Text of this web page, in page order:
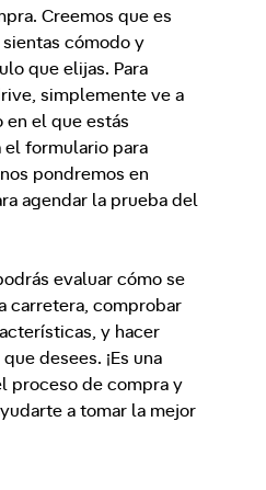
Creemos que es
cómodo y
que elijas. Para
simplemente ve a
el que estás
el formulario para
pondremos en
agendar la prueba del
evaluar cómo se
carretera, comprobar
y hacer
desees. ¡Es una
proceso de compra y
a tomar la mejor